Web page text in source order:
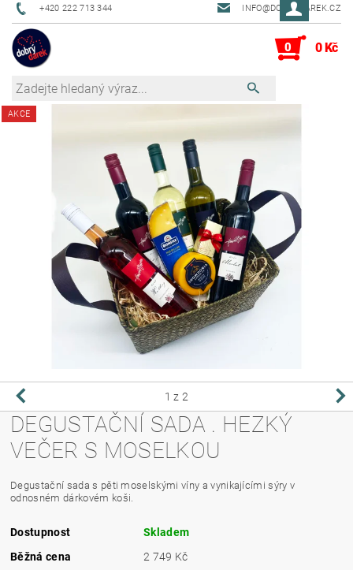
+420 222 713 344 INFO@DOBRYDAREK.CZ
0 0 Kč
AKCE
1 z 2
DEGUSTAČNÍ SADA . HEZKÝ
VEČER S MOSELKOU
Degustační sada s pěti moselskými víny a vynikajícími sýry v
odnosném dárkovém koši.
Dostupnost
Skladem
Běžná cena
2 749 Kč